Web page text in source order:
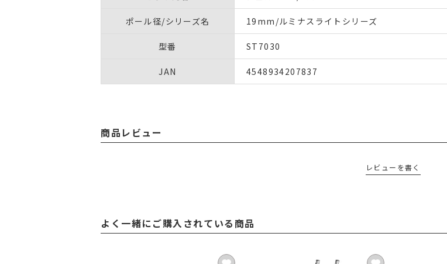
ポール径/シリーズ名 19mm/ルミナスライトシリーズ
型番 ST7030
JAN 4548934207837
商品レビュー
レビューを書く
よく一緒にご購入されている商品